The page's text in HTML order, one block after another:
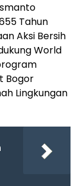
Tahun
Aksi Bersih
World
Bogor
Lingkungan